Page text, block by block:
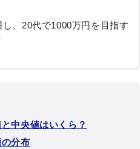
、20代で1000万円を目指す
中央値はいくら？
分布